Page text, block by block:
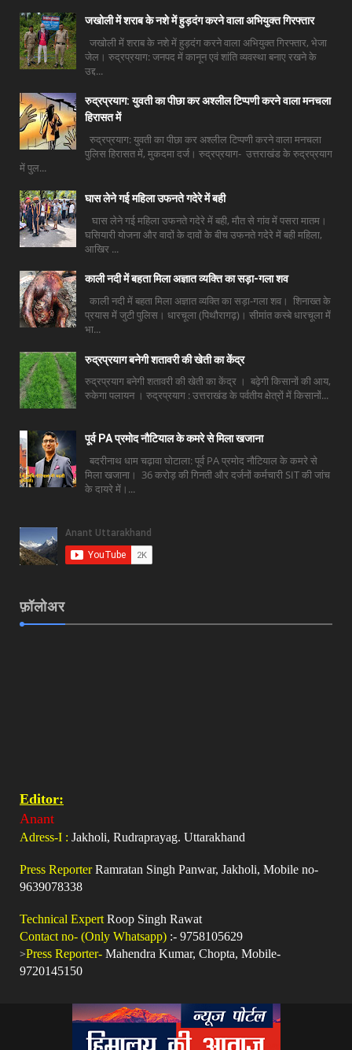
जखोली में शराब के नशे में हुड़दंग करने वाला अभियुक्त गिरफ्तार
जखोली में शराब के नशे में हुड़दंग करने वाला अभियुक्त गिरफ्तार, भेजा
जेल। रुद्रप्रयाग: जनपद में कानून एवं शांति व्यवस्था बनाए रखने के
उद्द...
रुद्रप्रयाग: युवती का पीछा कर अश्लील टिप्पणी करने वाला मनचला
हिरासत में
रुद्रप्रयाग: युवती का पीछा कर अश्लील टिप्पणी करने वाला मनचला
पुलिस हिरासत में, मुकदमा दर्ज। रुद्रप्रयाग- उत्तराखंड के रुद्रप्रयाग
में पुल...
घास लेने गई महिला उफनते गदेरे में बही
घास लेने गई महिला उफनते गदेरे में बही, मौत से गांव में पसरा मातम।
घसियारी योजना और वादों के दावों के बीच उफनते गदेरे में बही महिला,
आखिर ...
काली नदी में बहता मिला अज्ञात व्यक्ति का सड़ा-गला शव
काली नदी में बहता मिला अज्ञात व्यक्ति का सड़ा-गला शव। शिनाख्त के
प्रयास में जुटी पुलिस। धारचूला (पिथौरागढ़)। सीमांत कस्बे धारचूला में
भा...
रुद्रप्रयाग बनेगी शतावरी की खेती का केंद्र
रुद्रप्रयाग बनेगी शतावरी की खेती का केंद्र । बढ़ेगी किसानों की आय,
रुकेगा पलायन । रुद्रप्रयाग : उत्तराखंड के पर्वतीय क्षेत्रों में किसानों...
पूर्व PA प्रमोद नौटियाल के कमरे से मिला खजाना
बदरीनाथ धाम चढ़ावा घोटाला: पूर्व PA प्रमोद नौटियाल के कमरे से
मिला खजाना। 36 करोड़ की गिनती और दर्जनों कर्मचारी SIT की जांच
के दायरे में।...
फ़ॉलोअर
Editor:
Anant
Adress-I : Jakholi, Rudraprayag. Uttarakhand
Press ReporterRamratan Singh Panwar, Jakholi, Mobile no-
9639078338
Technical Expert Roop Singh Rawat
Contact no- (Only Whatsapp) :- 9758105629
>Press Reporter- Mahendra Kumar, Chopta, Mobile-
9720145150